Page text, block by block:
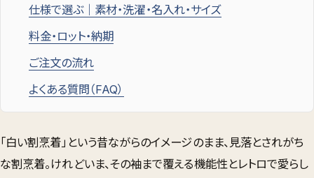
仕様で選ぶ｜素材・洗濯・名入れ・サイズ
料金・ロット・納期
ご注文の流れ
よくある質問（FAQ）
「白い割烹着」という昔ながらのイメージのまま、見落とされがち
な割烹着。けれどいま、その袖まで覆える機能性とレトロで愛らし